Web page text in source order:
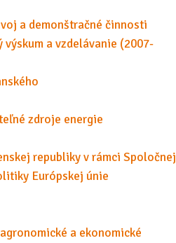
a demonštračné činnosti
výskum a vzdelávanie (2007-
zdroje energie
republiky v rámci Spoločnej
Európskej únie
a ekonomické